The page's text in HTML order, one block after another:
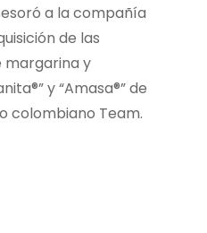
a la compañía
de las
margarina y
y “Amasa®” de
colombiano Team.